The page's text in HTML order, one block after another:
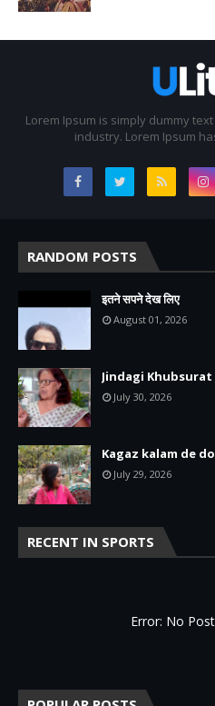
Lorem Ipsum is simply dummy
industry. Lorem Ipsum
RANDOM POSTS
इतने सपने देख लिए
August 01, 2026
Jindagi Khubsurat
July 30, 2026
Kagaz kalam de
July 29, 2026
RECENT IN SPORTS
Error: No